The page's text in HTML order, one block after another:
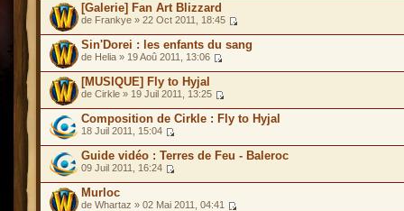
[Galerie] Fan Art Blizzard
de Frankye » 22 Oct 2011, 18:45
Sin'Dorei : les enfants du sang
de Helia » 19 Aoû 2011, 13:06
[MUSIQUE] Fly to Hyjal
de Cirkle » 19 Juil 2011, 13:25
Composition de Cirkle : Fly to Hyjal
18 Juil 2011, 15:04
Guide vidéo : Terres de Feu - Baleroc
09 Juil 2011, 16:24
Murloc
de Whartaz » 02 Mai 2011, 04:41